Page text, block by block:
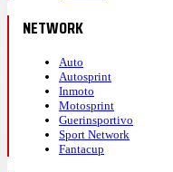
NETWORK
Auto
Autosprint
Inmoto
Motosprint
Guerinsportivo
Sport Network
Fantacup